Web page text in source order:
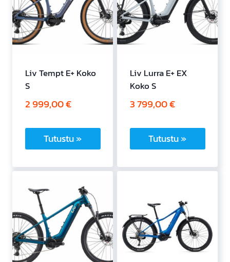
Liv Tempt E+ Koko
S
2 999,00€
Tutustu »
Liv Lurra E+ EX
Koko S
3 799,00€
Tutustu »